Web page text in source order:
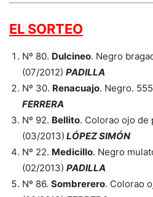
EL SORTEO
Nº 80. Dulcineo. Negro
(07/2012) PADILLA
Nº 30. Renacuajo. Negro.
FERRERA
Nº 92. Bellito. Colorao ojo de
(03/2013) LÓPEZ SIMÓN
Nº 22. Medicillo. Negro
(02/2013) PADILLA
Nº 86. Sombrerero. Colorao